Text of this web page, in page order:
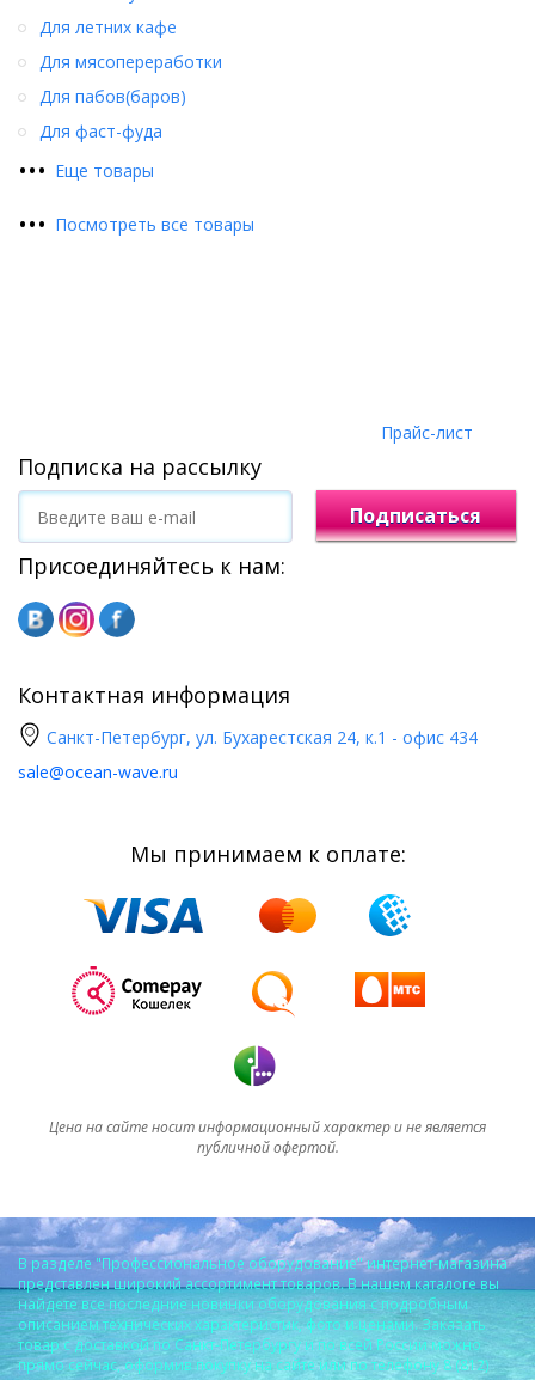
••• Еще товары
Для летних кафе
Для мясопереработки
Для пабов(баров)
Для фаст-фуда
••• Посмотреть все товары
Прайс-лист
Подписка на рассылку
Подписаться
Присоединяйтесь к нам:
Контактная информация
Санкт-Петербург, ул. Бухарестская 24, к.1 - офис 434
sale@ocean-wave.ru
Мы принимаем к оплате:
Цена на сайте носит информационный характер и не является
публичной офертой.
В разделе "Профессиональное оборудование" интернет-магазина
представлен широкий ассортимент товаров. В нашем каталоге вы
найдете все последние новинки оборудования с подробным
описанием технических характеристик, фото и ценами. Заказать
товар с доставкой по Санкт-Петербургу и по всей России можно
прямо сейчас, оформив покупку на сайте или по телефону 8 (812)